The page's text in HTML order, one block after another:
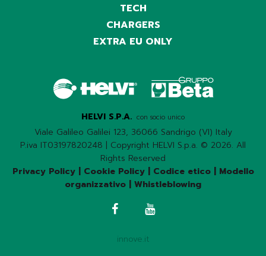
TECH
CHARGERS
EXTRA EU ONLY
HELVI S.P.A. con socio unico
Viale Galileo Galilei 123, 36066 Sandrigo (VI) Italy
P.iva IT03197820248 | Copyright HELVI S.p.a. © 2026. All
Rights Reserved
Privacy Policy| Cookie Policy| Codice etico| Modello
organizzativo
Whistleblowing
innove.it